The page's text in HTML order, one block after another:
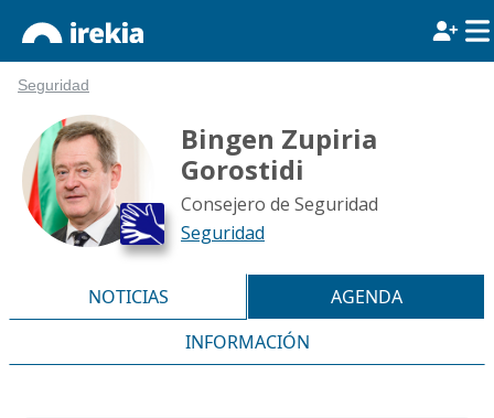
Seguridad
Bingen Zupiria
Gorostidi
Consejero de Seguridad
Seguridad
NOTICIAS
AGENDA
INFORMACIÓN